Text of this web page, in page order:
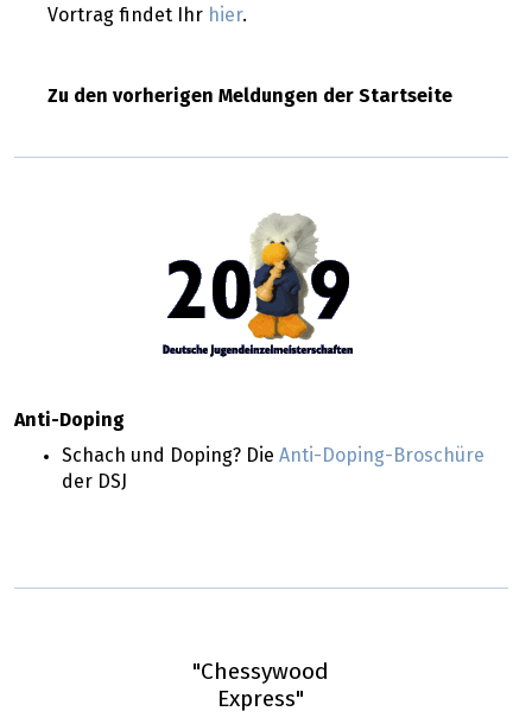
Vortrag findet Ihr hier.
Zu den vorherigen Meldungen der Startseite
Anti-Doping
Schach und Doping? Die Anti-Doping-Broschüre
der DSJ
"Chessywood
Express"